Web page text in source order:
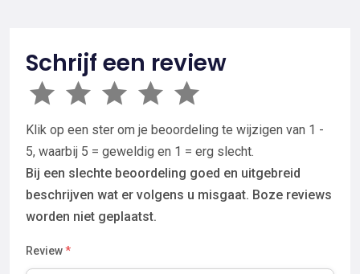
Schrijf een review
Klik op een ster om je beoordeling te wijzigen van 1 -
5, waarbij 5 = geweldig en 1 = erg slecht.
Bij een slechte beoordeling goed en uitgebreid
beschrijven wat er volgens u misgaat. Boze reviews
worden niet geplaatst.
Review*